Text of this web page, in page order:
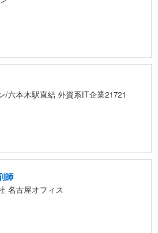
/六本木駅直結 外資系IT企業21721
師
名古屋オフィス